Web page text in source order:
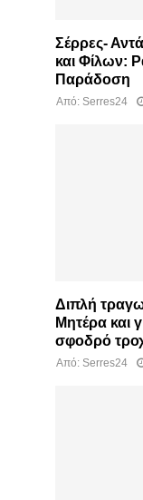
Σέρρες-
και Φίλων:
Παράδοση
Από: Serres24
Διπλή
Μητέρα και
σφοδρό
Από: Serres24